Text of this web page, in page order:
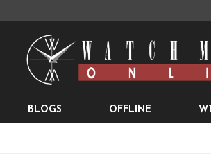
BLOGS OFFLINE